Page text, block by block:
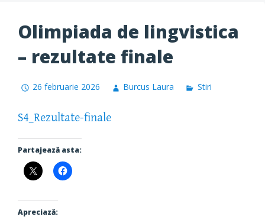
Olimpiada de lingvistica
– rezultate finale
26 februarie 2026 Burcus Laura Stiri
S4_Rezultate-finale
Partajează asta:
Apreciază: